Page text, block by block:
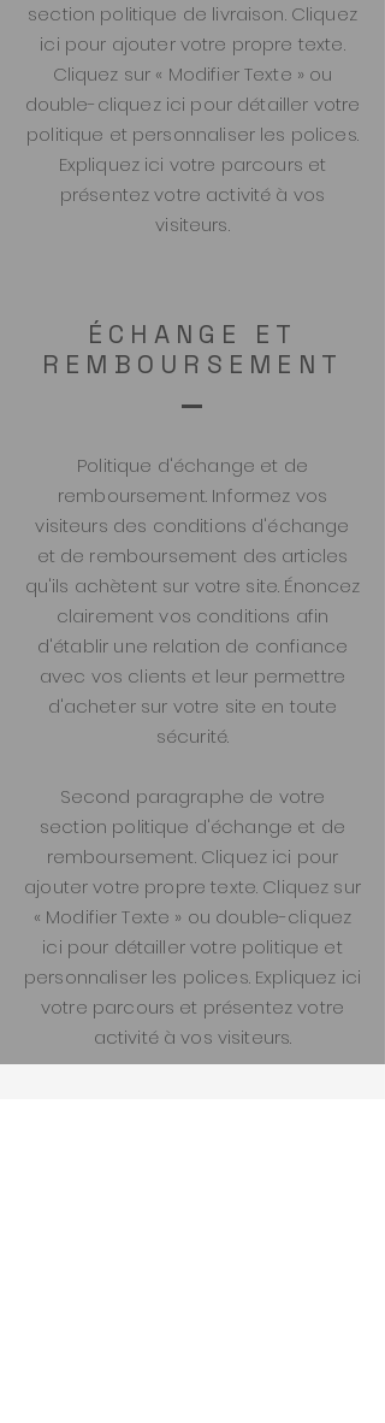
section politique de livraison. Cliquez
ici pour ajouter votre propre texte.
Cliquez sur « Modifier Texte » ou
double-cliquez ici pour détailler votre
politique et personnaliser les polices.
Expliquez ici votre parcours et
présentez votre activité à vos
visiteurs.
ÉCHANGE ET
REMBOURSEMENT
Politique d'échange et de
remboursement. Informez vos
visiteurs des conditions d'échange
et de remboursement des articles
qu'ils achètent sur votre site. Énoncez
clairement vos conditions afin
d'établir une relation de confiance
avec vos clients et leur permettre
d'acheter sur votre site en toute
sécurité.
Second paragraphe de votre
section politique d'échange et de
remboursement. Cliquez ici pour
ajouter votre propre texte. Cliquez sur
« Modifier Texte » ou double-cliquez
ici pour détailler votre politique et
personnaliser les polices. Expliquez ici
votre parcours et présentez votre
activité à vos visiteurs.